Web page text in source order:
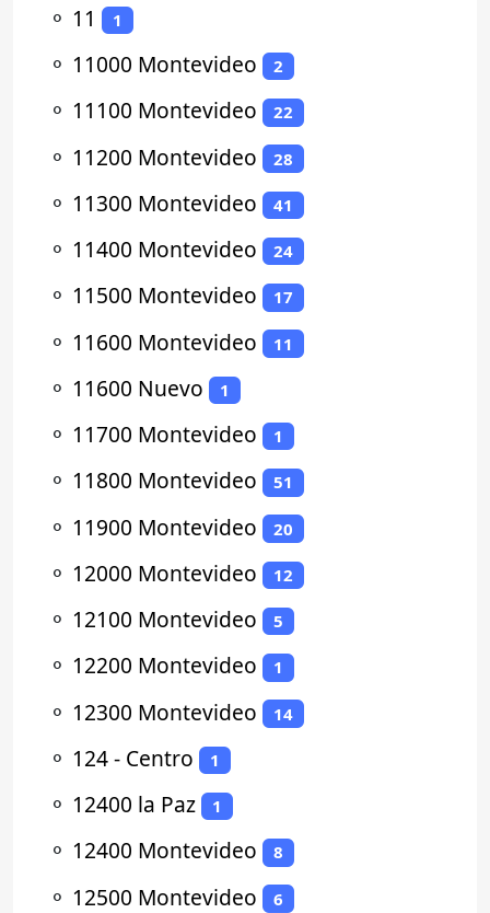
⚬ 11 1
⚬ 11000 Montevideo 2
⚬ 11100 Montevideo 22
⚬ 11200 Montevideo 28
⚬ 11300 Montevideo 41
⚬ 11400 Montevideo 24
⚬ 11500 Montevideo 17
⚬ 11600 Montevideo 11
⚬ 11600 Nuevo 1
⚬ 11700 Montevideo 1
⚬ 11800 Montevideo 51
⚬ 11900 Montevideo 20
⚬ 12000 Montevideo 12
⚬ 12100 Montevideo 5
⚬ 12200 Montevideo 1
⚬ 12300 Montevideo 14
⚬ 124 - Centro 1
⚬ 12400 la Paz 1
⚬ 12400 Montevideo 8
⚬ 12500 Montevideo 6